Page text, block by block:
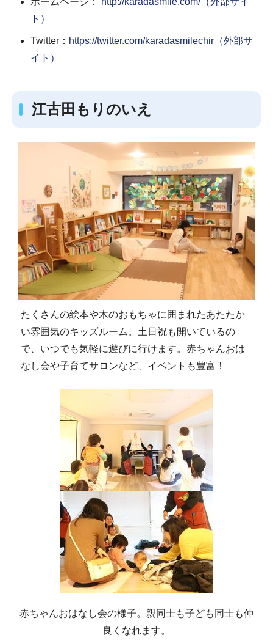
ト）
Twitter： https://twitter.com/karadasmilechir（外部サ
イト）
江古田もりのいえ
たくさんの絵本や木のおもちゃに囲まれたあたたか
い雰囲気のキッズルーム。土日祝も開いているの
で、いつでも気軽に遊びに行けます。赤ちゃんおは
なし会や子育てサロンなど、イベントも豊富！
赤ちゃんおはなし会の様子。親同士も子ども同士も仲
良くなれます。